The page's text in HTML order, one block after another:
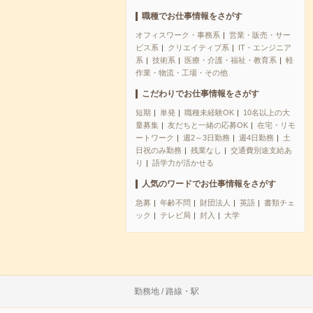
職種でお仕事情報をさがす
オフィスワーク・事務系
営業・販売・サー
ビス系
クリエイティブ系
IT・エンジニア
系
技術系 医療・介護・福祉・教育系
軽
作業・物流・工場・その他
こだわりでお仕事情報をさがす
短期 単発 職種未経験OK
10名以上の大
量募集
友だちと一緒の応募OK
在宅・リモ
ートワーク
週2～3日勤務 週4日勤務
土
日祝のみ勤務
残業なし
交通費別途支給あ
り
語学力が活かせる
人気のワードでお仕事情報をさがす
急募 年齢不問 財団法人 英語
書類チェ
ック
テレビ局 封入 大学
勤務地 / 路線・駅